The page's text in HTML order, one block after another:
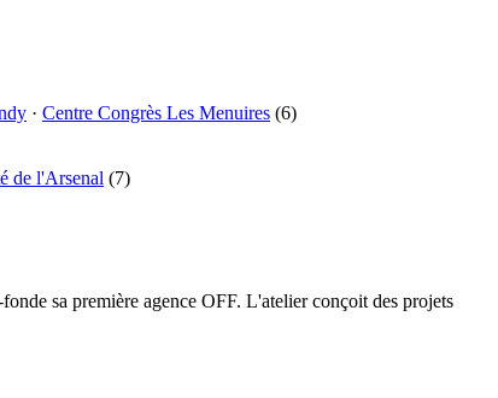
· Centre Congrès Les Menuires (6)
de l'Arsenal (7)
sa première agence OFF. L'atelier conçoit des projets